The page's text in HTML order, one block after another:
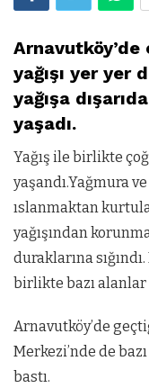
yağışı yer yer
yağışa
yaşadı.
Yağış ile birlikte
yaşandı.Yağmura
ıslanmaktan
yağışından
duraklarına
birlikte bazı
Arnavutköy’de
Merkezi’nde de
bastı.